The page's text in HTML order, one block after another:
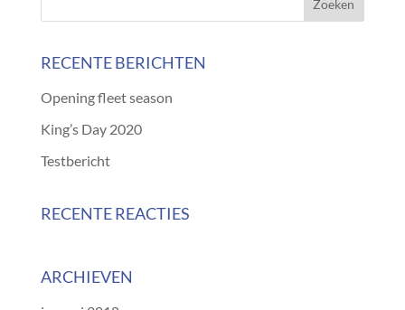
RECENTE BERICHTEN
Opening fleet season
King’s Day 2020
Testbericht
RECENTE REACTIES
ARCHIEVEN